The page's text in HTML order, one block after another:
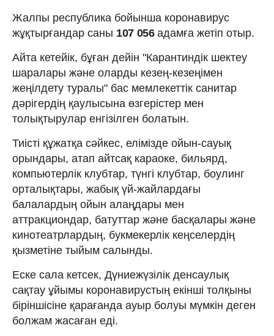
Жалпы республика бойынша коронавирус
жұқтырғандар саны 107 056адамға жетіп отыр.
Айта кетейік, бұған дейін "Карантиндік шектеу
шаралары және оларды кезең-кезеңімен
жеңілдету туралы" бас мемлекеттік санитар
дәрігердің қаулысына өзгерістер мен
толықтырулар енгізілген болатын.
Тиісті құжатқа сәйкес, елімізде ойын-сауық
орындары, атап айтсақ караоке, бильярд,
компьютерлік клубтар, түнгі клубтар, боулинг
орталықтары, жабық үй-жайлардағы
балалардың ойын алаңдары мен
аттракциондар, батуттар және басқалары және
кинотеатрлардың, букмекерлік кеңселердің
қызметіне тыйым салынды.
Еске сала кетсек, Дүниежүзілік денсаулық
сақтау ұйымы коронавирустың екінші толқыны
біріншісіне қарағанда ауыр болуы мүмкін деген
болжам жасаған еді.